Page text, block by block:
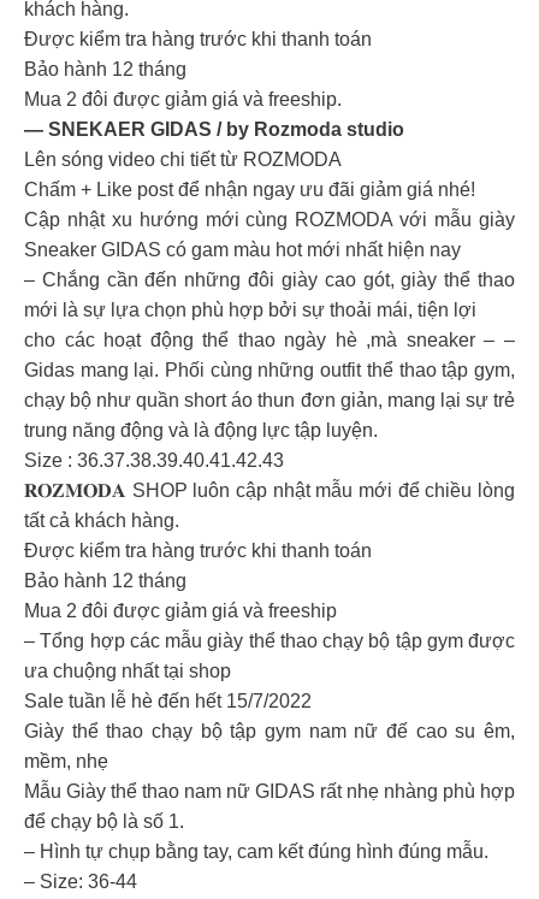
khách hàng.
Được kiểm tra hàng trước khi thanh toán
Bảo hành 12 tháng
Mua 2 đôi được giảm giá và freeship.
— SNEKAER GIDAS / by Rozmoda studio
Lên sóng video chi tiết từ ROZMODA
Chấm + Like post để nhận ngay ưu đãi giảm giá nhé!
Cập nhật xu hướng mới cùng ROZMODA với mẫu giày
Sneaker GIDAS có gam màu hot mới nhất hiện nay
– Chắng cần đến những đôi giày cao gót, giày thể thao
mới là sự lựa chọn phù hợp bởi sự thoải mái, tiện lợi
cho các hoạt động thể thao ngày hè ,mà sneaker – –
Gidas mang lại. Phối cùng những outfit thể thao tập gym,
chạy bộ như quần short áo thun đơn giản, mang lại sự trẻ
trung năng động và là động lực tập luyện.
Size : 36.37.38.39.40.41.42.43
𝐑𝐎𝐙𝐌𝐎𝐃𝐀 SHOP luôn cập nhật mẫu mới để chiều lòng
tất cả khách hàng.
Được kiểm tra hàng trước khi thanh toán
Bảo hành 12 tháng
Mua 2 đôi được giảm giá và freeship
– Tổng hợp các mẫu giày thể thao chạy bộ tập gym được
ưa chuộng nhất tại shop
Sale tuần lễ hè đến hết 15/7/2022
Giày thể thao chạy bộ tập gym nam nữ đế cao su êm,
mềm, nhẹ
Mẫu Giày thể thao nam nữ GIDAS rất nhẹ nhàng phù hợp
để chạy bộ là số 1.
– Hình tự chụp bằng tay, cam kết đúng hình đúng mẫu.
– Size: 36-44